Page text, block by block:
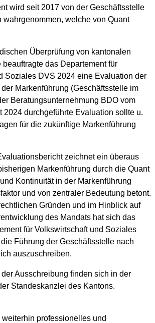
wird seit 2017 von der Geschäftsstelle
wahrgenommen, welche von Quant
Überprüfung von kantonalen
beauftragte das Departement für
Soziales DVS 2024 eine Evaluation der
Markenführung (Geschäftsstelle im
Beratungsunternehmung BDO vom
2024 durchgeführte Evaluation sollte u.
für die zukünftige Markenführung
zeichnet ein überaus
Markenführung durch die Quant
Kontinuität in der Markenführung
und von zentraler Bedeutung betont.
Gründen und im Hinblick auf
des Mandats hat sich das
für Volkswirtschaft und Soziales
Führung der Geschäftsstelle nach
auszuschreiben.
Ausschreibung finden sich in der
Standeskanzlei des Kantons.
weiterhin professionelles und